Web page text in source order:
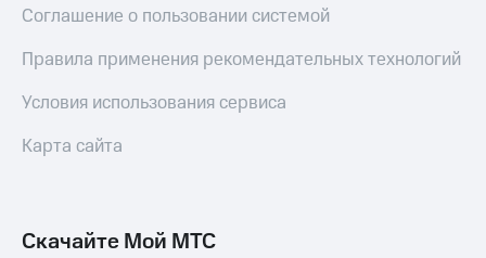
Соглашение о пользовании системой
Правила применения рекомендательных технологий
Условия использования сервиса
Карта сайта
Скачайте Мой МТС